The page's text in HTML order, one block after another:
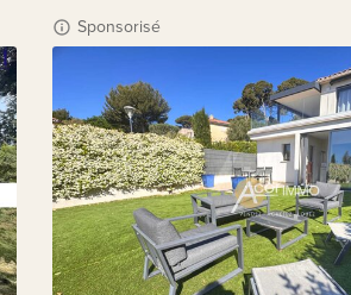
Sponsorisé